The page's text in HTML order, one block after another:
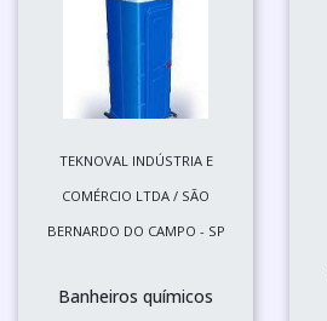
TEKNOVAL INDÚSTRIA E
COMÉRCIO LTDA / SÃO
BERNARDO DO CAMPO - SP
Banheiros químicos